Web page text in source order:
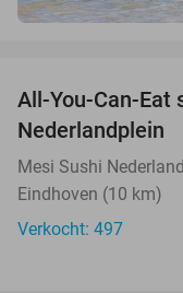
All-You-Can-Eat
Nederlandplein
Mesi Sushi
Eindhoven (10 km)
Verkocht: 497